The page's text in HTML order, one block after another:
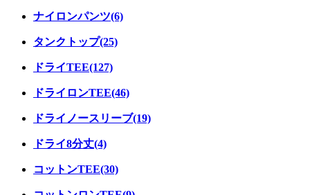
ナイロンパンツ(6)
タンクトップ(25)
ドライTEE(127)
ドライロンTEE(46)
ドライノースリーブ(19)
ドライ8分丈(4)
コットンTEE(30)